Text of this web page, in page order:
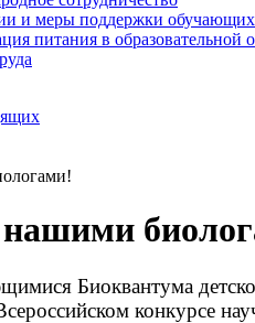
и меры поддержки
питания в образовательной
Биоквантума
конкурсе